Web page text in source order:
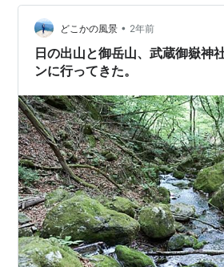
わたし独自のものであり、ほかに聞
すが、その能力にはかなり自信をも
どこかの風景 • 2年前
日の出山と御岳山、武蔵御嶽神
ンに行ってきた。